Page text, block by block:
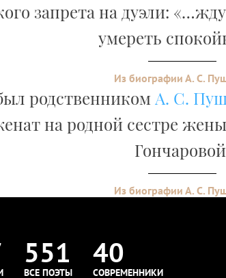
запрета на дуэли:
умереть
Из биографии А. С.
родственником А. С.
на родной сестре
Из биографии А. С.
551
ВСЕ ПОЭТЫ
40
СОВРЕМЕННИКИ